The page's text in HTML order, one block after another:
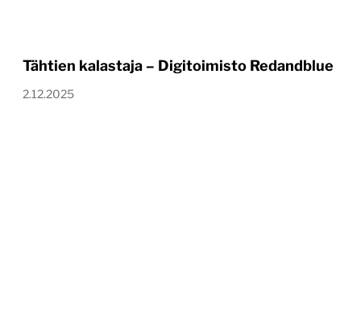
Tähtien kalastaja – Digitoimisto Redandblue
2.12.2025